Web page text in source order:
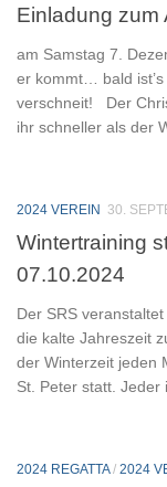
Einladung zum
am Samstag 7.
er kommt… bald ist’s
verschneit! Der
ihr schneller als der
2024 VEREIN 30.
Wintertraining
07.10.2024
Der SRS
die kalte Jahreszeit
der Winterzeit jeden
St. Peter statt. Jeder
2024 REGATTA/ 2024